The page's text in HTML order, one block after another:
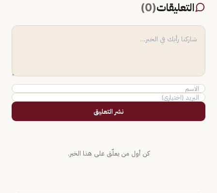
التعليقات(
0
)
نشر التعليق
كن أول من يعلّق على هذا الخبر.